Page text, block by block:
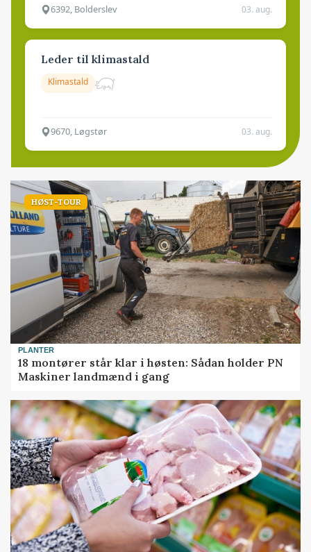
6392, Bolderslev 03. aug.
Leder til klimastald
Klimastald
9670, Løgstør 03. aug.
HØST-TOUR
PLANTER
18 montører står klar i høsten: Sådan holder PN
Maskiner landmænd i gang